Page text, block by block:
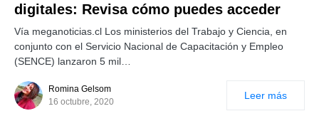
digitales: Revisa cómo puedes acceder
Vía meganoticias.cl Los ministerios del Trabajo y Ciencia, en
conjunto con el Servicio Nacional de Capacitación y Empleo
(SENCE) lanzaron 5 mil…
Romina Gelsom
16 octubre, 2020
Leer más